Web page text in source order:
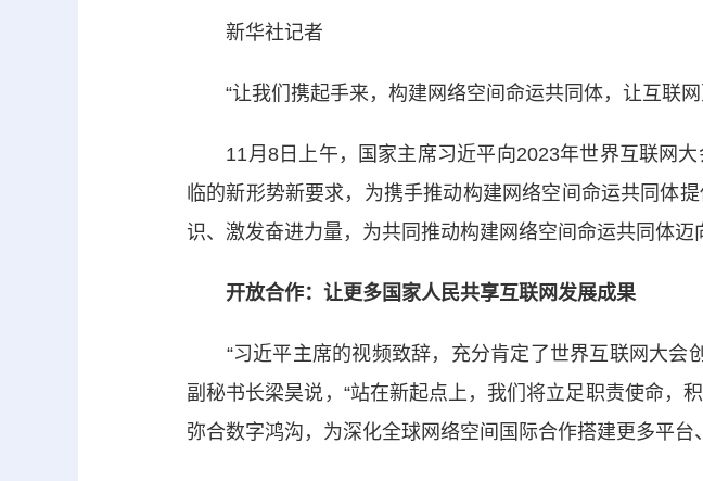
新华社记者
“让我们携起手来，构建网络空间命运共同体，让互联网
11月8日上午，国家主席习近平向2023年世界互联网大
临的新形势新要求，为携手推动构建网络空间命运共同体
识、激发奋进力量，为共同推动构建网络空间命运共同体迈
开放合作：让更多国家人民共享互联网发展成果
“习近平主席的视频致辞，充分肯定了世界互联网大会
副秘书长梁昊说，“站在新起点上，我们将立足职责使命，
弥合数字鸿沟，为深化全球网络空间国际合作搭建更多平台